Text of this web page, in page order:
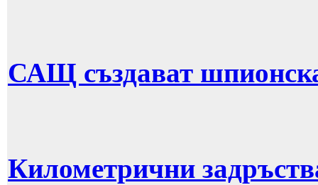
САЩ създават
Километрични